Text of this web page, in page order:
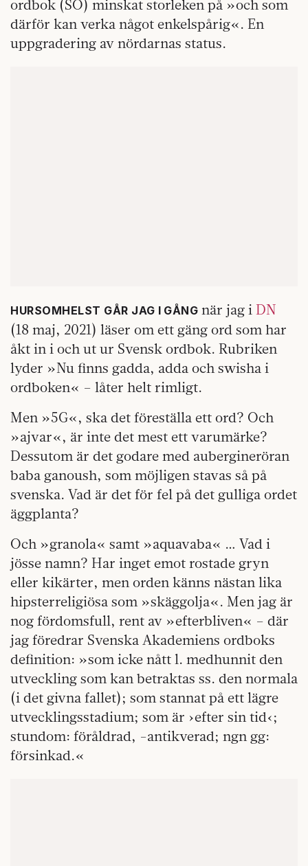
ordbok (SO) minskat storleken på »och som
därför kan verka något enkelspårig«. En
uppgradering av nördarnas status.
HURSOMHELST GÅR JAG I GÅNG när jag i DN
(18 maj, 2021) läser om ett gäng ord som har
åkt in i och ut ur Svensk ordbok. Rubriken
lyder »Nu finns gadda, adda och swisha i
ordboken« – låter helt rimligt.
Men »5G«, ska det föreställa ett ord? Och
»ajvar«, är inte det mest ett varumärke?
Dessutom är det godare med aubergineröran
baba ganoush, som möjligen stavas så på
svenska. Vad är det för fel på det gulliga ordet
äggplanta?
Och »granola« samt »aquavaba« … Vad i
jösse namn? Har inget emot rostade gryn
eller kikärter, men orden känns nästan lika
hipsterreligiösa som »skäggolja«. Men jag är
nog fördomsfull, rent av »efterbliven« – där
jag föredrar Svenska Akademiens ordboks
definition: »som icke nått l. medhunnit den
utveckling som kan betraktas ss. den normala
(i det givna fallet); som stannat på ett lägre
utvecklingsstadium; som är ›efter sin tid‹;
stundom: föråldrad, -antikverad; ngn gg:
försinkad.«